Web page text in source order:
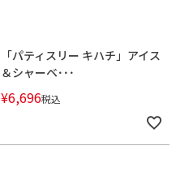
「パティスリー キハチ」アイス
＆シャーベ･･･
¥6,696税込